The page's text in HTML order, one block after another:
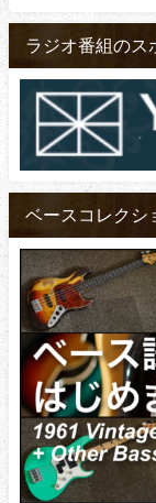
ラジオ番組のス
ベースコレクシ